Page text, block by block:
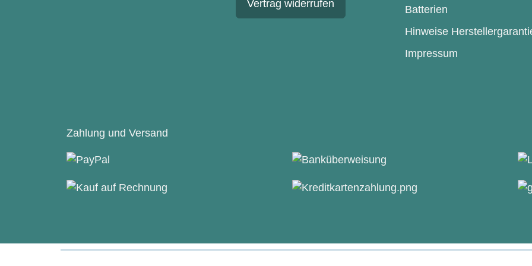
Vertrag widerrufen
Batterien
Hinweise
Impressum
Zahlung und Versand